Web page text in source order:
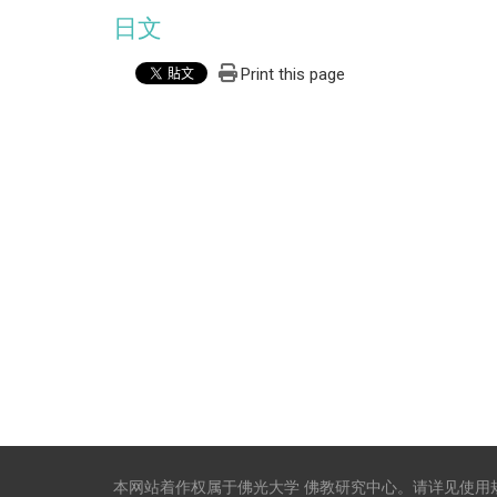
日文
Print this page
本网站着作权属于佛光大学 佛教研究中心。请详见使用